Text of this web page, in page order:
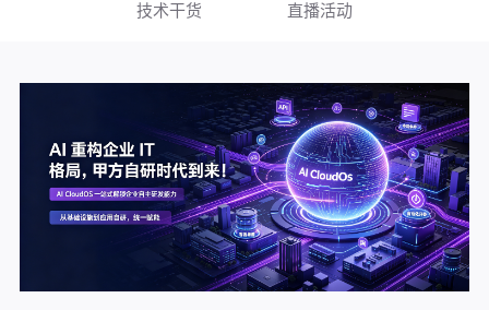
技术干货
直播活动